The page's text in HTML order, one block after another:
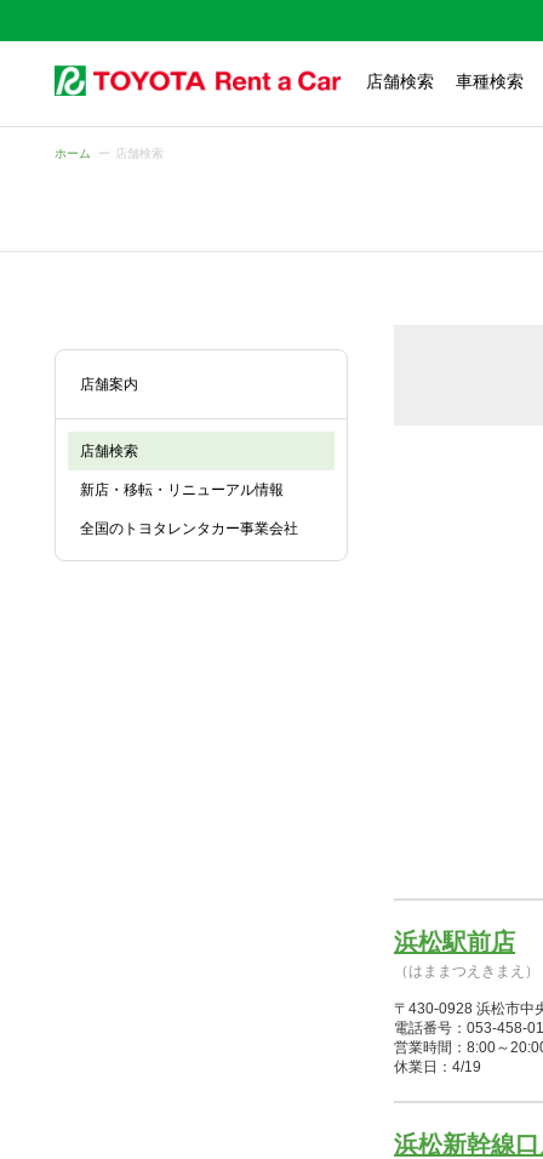
店舗検索 車種検索
ホーム 店舗検索
店舗案内
店舗検索
新店・移転・リニューアル情報
全国のトヨタレンタカー事業会社
浜松駅前店
（はままつえきまえ）
〒430-0928 浜松市中
電話番号：053-458-
営業時間：8:00～
休業日：4/19
浜松新幹線